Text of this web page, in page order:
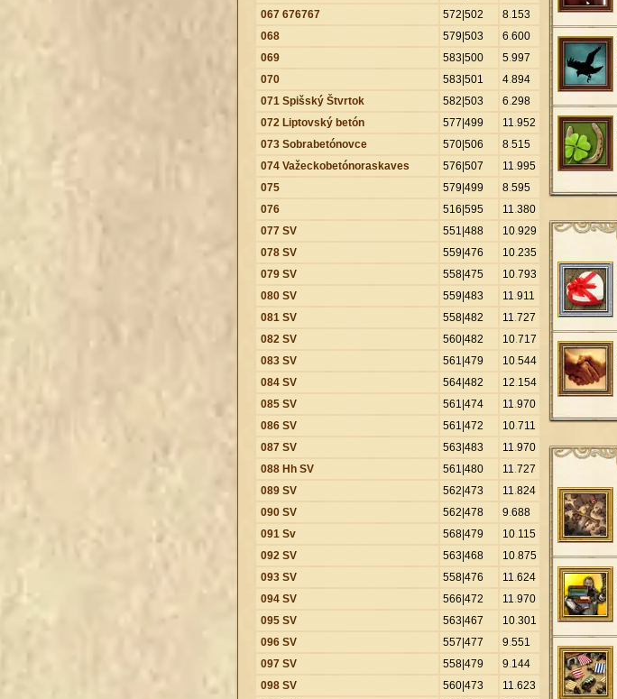
067 676767
572|502 8.153
068
579|503 6.600
069
583|500 5.997
070
583|501 4.894
071 Spišský Štvrtok
582|503 6.298
072 Liptovský betón
577|499 11.952
073 Sobrabetónovce
570|506 8.515
074 Važeckobetónoraskaves
576|507 11.995
075
579|499 8.595
076
516|595 11.380
077 SV
551|488 10.929
078 SV
559|476 10.235
079 SV
558|475 10.793
080 SV
559|483 11.911
081 SV
558|482 11.727
082 SV
560|482 10.717
083 SV
561|479 10.544
084 SV
564|482 12.154
085 SV
561|474 11.970
086 SV
561|472 10.711
087 SV
563|483 11.970
088 Hh SV
561|480 11.727
089 SV
562|473 11.824
090 SV
562|478 9.688
091 Sv
568|479 10.115
092 SV
563|468 10.875
093 SV
558|476 11.624
094 SV
566|472 11.970
095 SV
563|467 10.301
096 SV
557|477 9.551
097 SV
558|479 9.144
098 SV
560|473 11.623